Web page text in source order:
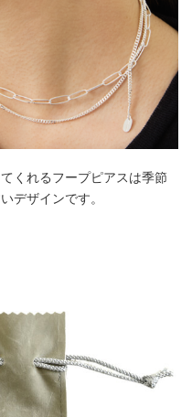
くれるフープピアスは季節
デザインです。